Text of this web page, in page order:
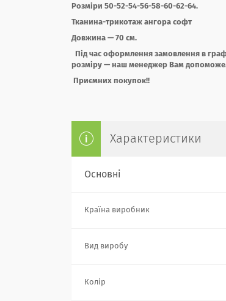
Розміри 50-52-54-56-58-60-62-64.
Тканина-трикотаж ангора софт
Довжина — 70 см.
Під час оформлення замовлення в
розміру — наш менеджер Вам
Приємних покупок!!
Характеристики
Основні
Країна виробник
Вид виробу
Колір